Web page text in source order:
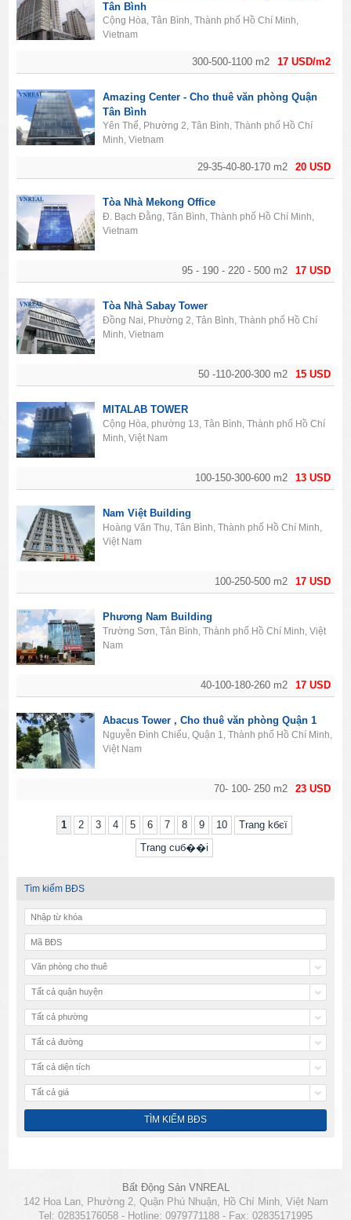
17 USD/m2
300-500-1100 m2
Tân Bình
Cộng Hòa, Tân Bình, Thành phố Hồ Chí Minh,
Vietnam
20 USD
29-35-40-80-170 m2
Amazing Center - Cho thuê văn phòng Quận
Tân Bình
Yên Thế, Phường 2, Tân Bình, Thành phố Hồ Chí
Minh, Vietnam
17 USD
95 - 190 - 220 - 500 m2
Tòa Nhà Mekong Office
Đ. Bạch Đằng, Tân Bình, Thành phố Hồ Chí Minh,
Vietnam
15 USD
50 -110-200-300 m2
Tòa Nhà Sabay Tower
Đồng Nai, Phường 2, Tân Bình, Thành phố Hồ Chí
Minh, Vietnam
13 USD
100-150-300-600 m2
MITALAB TOWER
Cộng Hòa, phường 13, Tân Bình, Thành phố Hồ Chí
Minh, Việt Nam
17 USD
100-250-500 m2
Nam Việt Building
Hoàng Văn Thụ, Tân Bình, Thành phố Hồ Chí Minh,
Việt Nam
17 USD
40-100-180-260 m2
Phương Nam Building
Trường Sơn, Tân Bình, Thành phố Hồ Chí Minh, Việt
Nam
23 USD
70- 100- 250 m2
Abacus Tower , Cho thuê văn phòng Quận 1
Nguyễn Đình Chiểu, Quận 1, Thành phố Hồ Chí Minh,
Việt Nam
1 2 3 4 5 6 7 8 9 10
Trang kбєї
Trang cuб��i
Tìm kiếm BĐS
Văn phòng cho thuê
Tất cả quận huyện
Tất cả phường
Tất cả đường
Tất cả diện tích
Tất cả giá
Bất Động Sản VNREAL
142 Hoa Lan, Phường 2, Quận Phú Nhuận, Hồ Chí Minh, Việt Nam
Tel: 02835176058 - Hotline: 0979771188 - Fax: 02835171995